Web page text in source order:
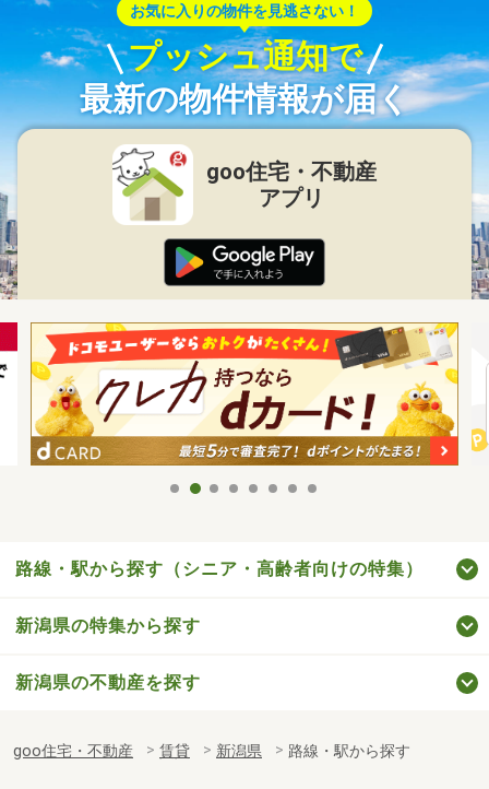
お気に入りの物件を見逃さない！
プッシュ通知で
最新の物件情報が届く
goo住宅・不動産
アプリ
路線・駅から探す（シニア・高齢者向けの特集）
新潟県の特集から探す
新潟県の不動産を探す
goo住宅・不動産 賃貸 新潟県 路線・駅から探す